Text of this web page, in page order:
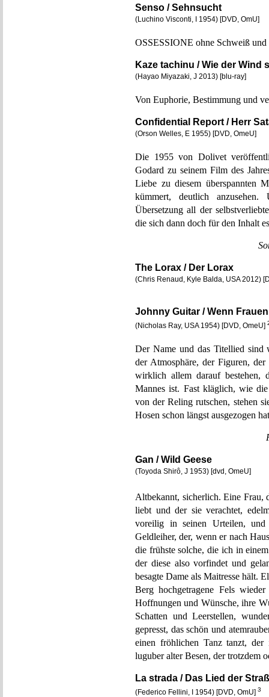
Senso / Sehnsucht
(Luchino Visconti, I 1954) [DVD, OmU]
OSSESSIONE ohne Schweiß
Kaze tachinu / Wie der Wind
(Hayao Miyazaki, J 2013) [blu-ray]
Von Euphorie, Bestimmung und
Confidential Report / Herr
(Orson Welles, E 1955) [DVD, OmeU]
Die 1955 von Dolivet
Godard zu seinem Film des
Liebe zu diesem überspannten
kümmert, deutlich
Übersetzung all der
die sich dann doch für den Inhalt
The Lorax / Der Lorax
(Chris Renaud, Kyle Balda, USA 2012)
Johnny Guitar / Wenn
(Nicholas Ray, USA 1954) [DVD, OmeU]
Der Name und das Titellied sind
der Atmosphäre, der Figuren,
wirklich allem darauf bestehen,
Mannes ist. Fast kläglich, wie
von der Reling rutschen, stehen
Hosen schon längst ausgezogen
Gan / Wild Geese
(Toyoda Shirô, J 1953) [dvd, OmeU]
Altbekannt, sicherlich. Eine Frau,
liebt und der sie verachtet,
voreilig in seinen Urteilen, und
Geldleiher, der, wenn er nach
die frühste solche, die ich in
der diese also vorfindet und
besagte Dame als Maitresse hält.
Berg hochgetragene Fels
Hoffnungen und Wünsche, ihre
Schatten und Leerstellen,
gepresst, das schön und
einen fröhlichen Tanz tanzt, der
luguber alter Besen, der trotzdem
La strada / Das Lied der
(Federico Fellini, I 1954) [DVD, OmU] 3